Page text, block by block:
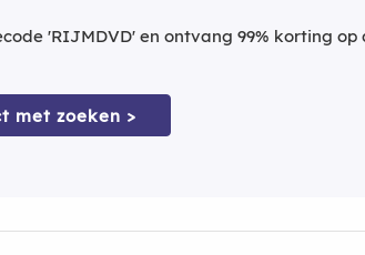
'RIJMDVD' en ontvang 99% korting op
met zoeken >